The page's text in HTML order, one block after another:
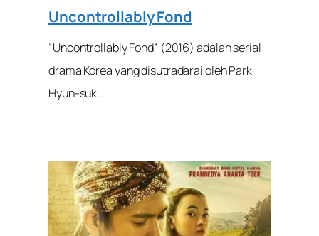
Uncontrollably Fond
“Uncontrollably Fond” (2016) adalah serial
drama Korea yang disutradarai oleh Park
Hyun-suk…